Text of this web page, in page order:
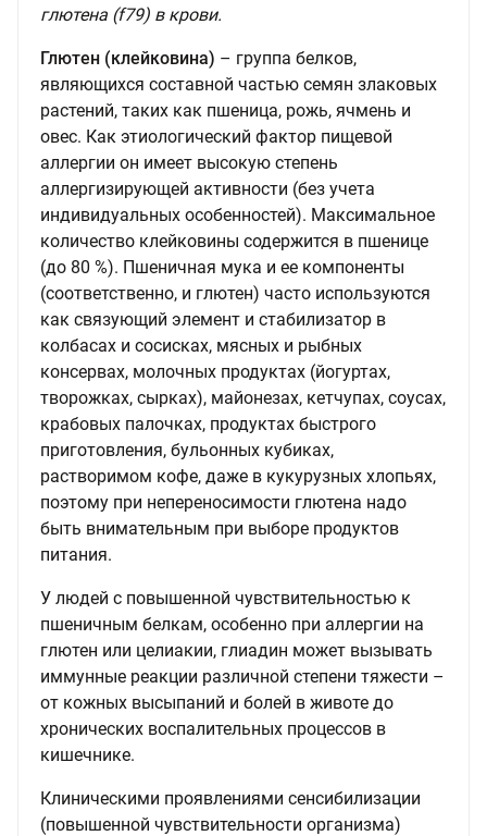
глютена (f79) в крови.
Глютен (клейковина) – группа белков,
являющихся составной частью семян злаковых
растений, таких как пшеница, рожь, ячмень и
овес. Как этиологический фактор пищевой
аллергии он имеет высокую степень
аллергизирующей активности (без учета
индивидуальных особенностей). Максимальное
количество клейковины содержится в пшенице
(до 80 %). Пшеничная мука и ее компоненты
(соответственно, и глютен) часто используются
как связующий элемент и стабилизатор в
колбасах и сосисках, мясных и рыбных
консервах, молочных продуктах (йогуртах,
творожках, сырках), майонезах, кетчупах, соусах,
крабовых палочках, продуктах быстрого
приготовления, бульонных кубиках,
растворимом кофе, даже в кукурузных хлопьях,
поэтому при непереносимости глютена надо
быть внимательным при выборе продуктов
питания.
У людей с повышенной чувствительностью к
пшеничным белкам, особенно при аллергии на
глютен или целиакии, глиадин может вызывать
иммунные реакции различной степени тяжести –
от кожных высыпаний и болей в животе до
хронических воспалительных процессов в
кишечнике.
Клиническими проявлениями сенсибилизации
(повышенной чувствительности организма)